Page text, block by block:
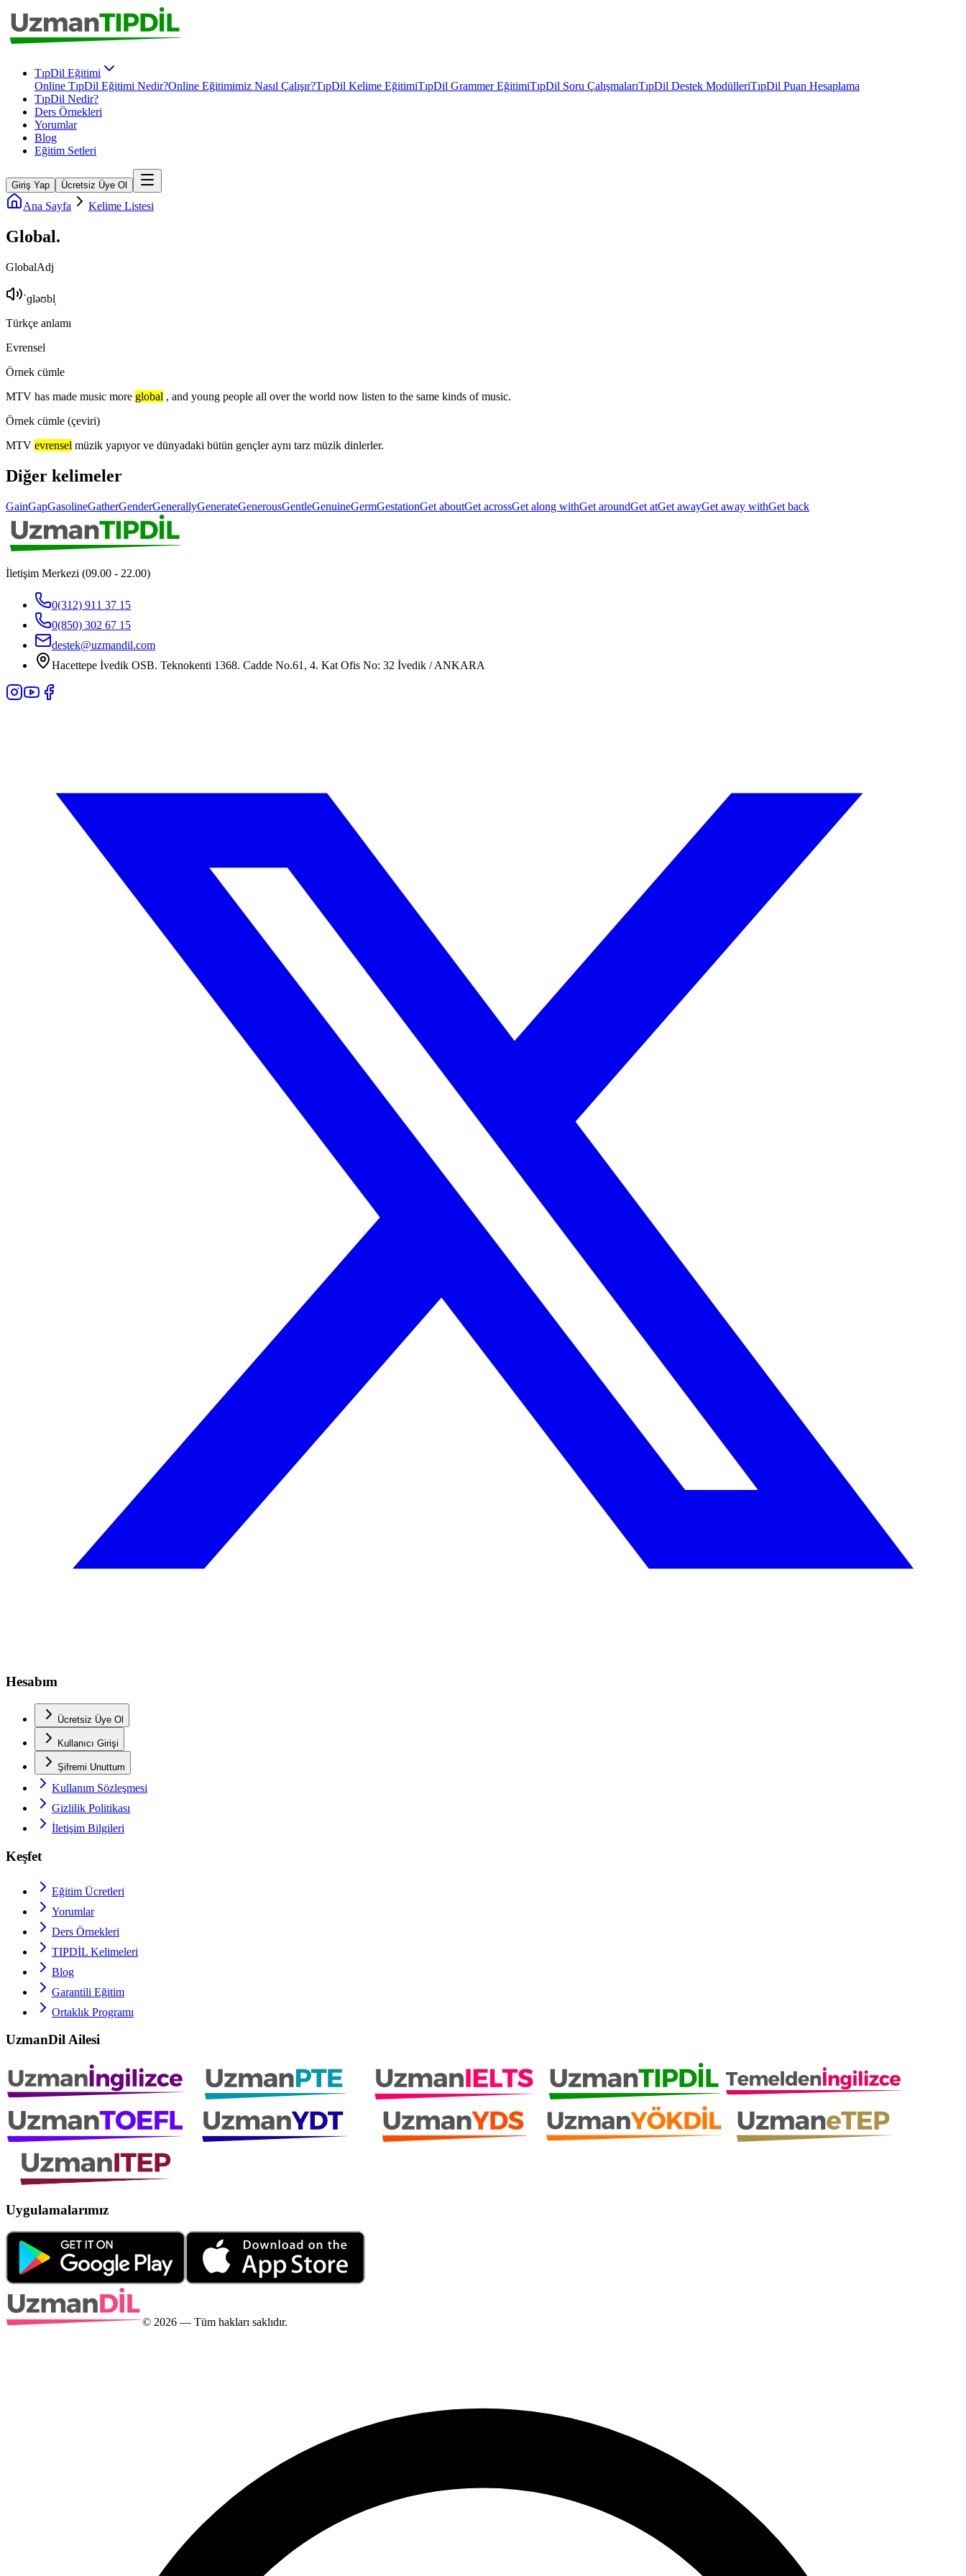
TıpDil Eğitimi
Online TıpDil Eğitimi Nedir?Online Eğitimimiz Nasıl Çalışır?TıpDil Kelime EğitimiTıpDil Grammer EğitimiTıpDil Soru ÇalışmalarıTıpDil Destek ModülleriTıpDil Puan Hesaplama
TıpDil Nedir?
Ders Örnekleri
Yorumlar
Blog
Eğitim Setleri
Giriş Yap Ücretsiz Üye Ol
Ana Sayfa Kelime Listesi
Global.
GlobalAdj
ˈɡləʊbl̩
Türkçe anlamı
Evrensel
Örnek cümle
MTV has made music more global , and young people all over the world now listen to the same kinds of music.
Örnek cümle (çeviri)
MTV evrensel müzik yapıyor ve dünyadaki bütün gençler aynı tarz müzik dinlerler.
Diğer kelimeler
GainGapGasolineGatherGenderGenerallyGenerateGenerousGentleGenuineGermGestationGet aboutGet acrossGet along withGet aroundGet atGet awayGet away withGet back
İletişim Merkezi (09.00 - 22.00)
0(312) 911 37 15
0(850) 302 67 15
destek@uzmandil.com
Hacettepe İvedik OSB. Teknokenti 1368. Cadde No.61, 4. Kat Ofis No: 32 İvedik / ANKARA
Hesabım
Ücretsiz Üye Ol
Kullanıcı Girişi
Şifremi Unuttum
Kullanım Sözleşmesi
Gizlilik Politikası
İletişim Bilgileri
Keşfet
Eğitim Ücretleri
Yorumlar
Ders Örnekleri
TIPDİL Kelimeleri
Blog
Garantili Eğitim
Ortaklık Programı
UzmanDil Ailesi
Uygulamalarımız
© 2026 — Tüm hakları saklıdır.